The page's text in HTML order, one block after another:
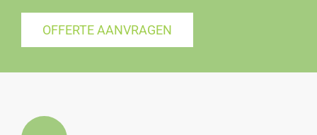
OFFERTE AANVRAGEN